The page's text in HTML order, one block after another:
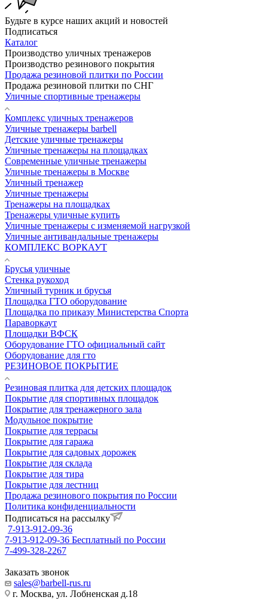
Будьте в курсе наших акций и новостей
Подписаться
Каталог
Производство уличных тренажеров
Производство резинового покрытия
Продажа резиновой плитки по России
Продажа резиновой плитки по СНГ
Уличные спортивные тренажеры
Комплекс уличных тренажеров
Уличные тренажеры barbell
Детские уличные тренажеры
Уличные тренажеры на площадках
Современные уличные тренажеры
Уличные тренажеры в Москве
Уличный тренажер
Уличные тренажеры
Тренажеры на площадках
Тренажеры уличные купить
Уличные тренажеры с изменяемой нагрузкой
Уличные антивандальные тренажеры
КОМПЛЕКС ВОРКАУТ
Брусья уличные
Стенка рукоход
Уличный турник и брусья
Площадка ГТО оборудование
Площадка по приказу Министерства Спорта
Параворкаут
Площадки ВФСК
Оборудование ГТО официальный сайт
Оборудование для гто
РЕЗИНОВОЕ ПОКРЫТИЕ
Резиновая плитка для детских площадок
Покрытие для спортивных площадок
Покрытие для тренажерного зала
Модульное покрытие
Покрытие для террасы
Покрытие для гаража
Покрытие для садовых дорожек
Покрытие для склада
Покрытие для тира
Покрытие для лестниц
Продажа резинового покрытия по России
Политика конфиденциальности
Подписаться на рассылку
7-913-912-09-36
7-913-912-09-36 Бесплатный по России
7-499-328-2267
Заказать звонок
sales@barbell-rus.ru
г. Москва, ул. Лобненская д.18